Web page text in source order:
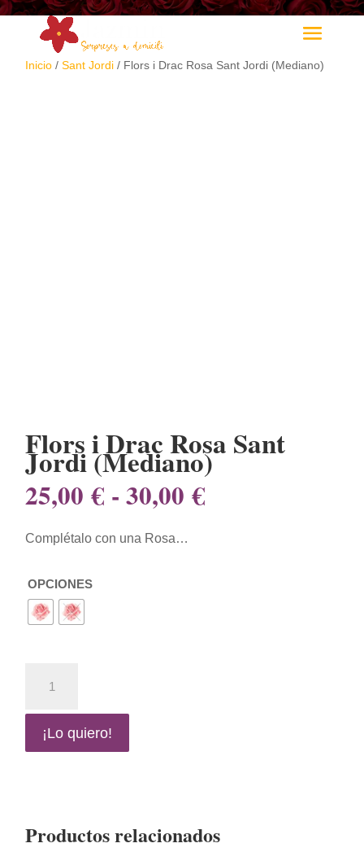
Inicio /Sant Jordi / Flors i Drac Rosa Sant Jordi (Mediano)
Flors i Drac Rosa Sant
Jordi (Mediano)
25,00€ - 30,00€
Complétalo con una Rosa…
OPCIONES
Rosa¡Lo quiero!
Productos relacionados